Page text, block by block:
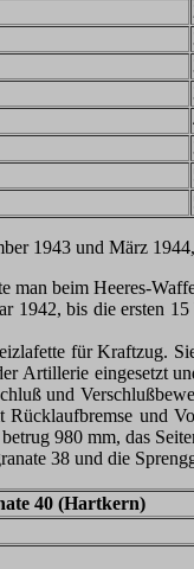
1943 und März
man beim Heeres-
bis die ersten
für Kraftzug.
Artillerie eingesetzt
und
und
980 mm, das
38 und die
40 (Hartkern)